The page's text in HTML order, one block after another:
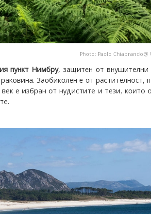
Photo: Paolo Chiabrando@
пункт Нимбру, защитен от внушителни
Заобиколен е от растителност,
е избран от нудистите и тези, които